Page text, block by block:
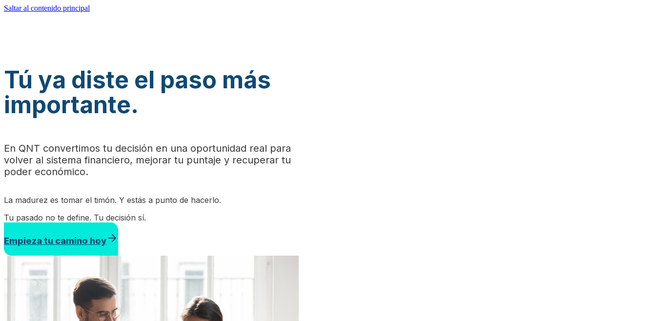
Saltar al contenido principal
Tú ya diste el paso más
importante.
En QNT convertimos tu decisión en una oportunidad real para
volver al sistema financiero, mejorar tu puntaje y recuperar tu
poder económico.
La madurez es tomar el timón. Y estás a punto de hacerlo.
Tu pasado no te define. Tu decisión sí.
Empieza tu camino hoy